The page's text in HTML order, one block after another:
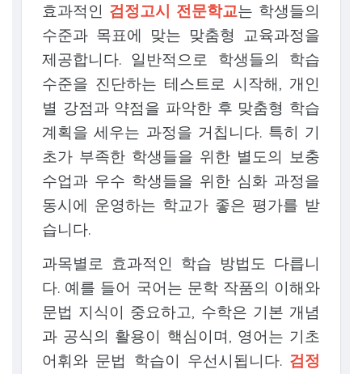
효과적인 검정고시 전문학교는 학생들의
수준과 목표에 맞는 맞춤형 교육과정을
제공합니다. 일반적으로 학생들의 학습
수준을 진단하는 테스트로 시작해, 개인
별 강점과 약점을 파악한 후 맞춤형 학습
계획을 세우는 과정을 거칩니다. 특히 기
초가 부족한 학생들을 위한 별도의 보충
수업과 우수 학생들을 위한 심화 과정을
동시에 운영하는 학교가 좋은 평가를 받
습니다.
과목별로 효과적인 학습 방법도 다릅니
다. 예를 들어 국어는 문학 작품의 이해와
문법 지식이 중요하고, 수학은 기본 개념
과 공식의 활용이 핵심이며, 영어는 기초
어휘와 문법 학습이 우선시됩니다. 검정